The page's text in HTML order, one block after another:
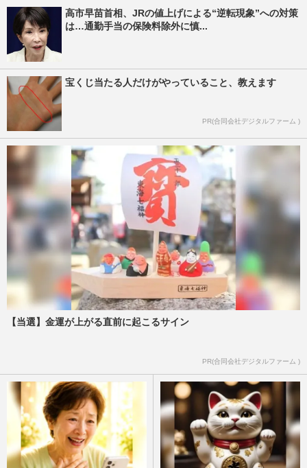
高市早苗首相、JRの値上げによる“逆転現象”への対策
は…通勤手当の保険料除外に慎...
宝くじ当たる人だけがやっていること、教えます
PR(合同会社デジタルファーム )
【当選】金運が上がる直前に起こるサイン
PR(合同会社デジタルファーム )